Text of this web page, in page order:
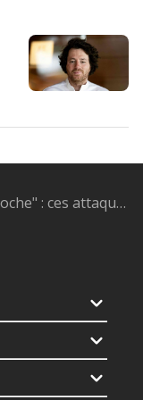
"Grosse et moche" : ces attaques sexistes qui ont fait souffrir Lara Fabian